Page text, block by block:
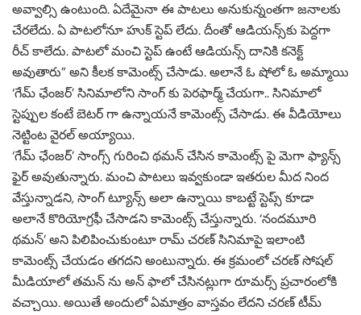
అవ్వాల్సి ఉంటుంది. ఏదేమైనా ఈ పాటలు అనుకున్నంతగా జనాలకు
చేరలేదు. ఏ పాటలోనూ హుక్‌ స్టెప్‌ లేదు. దీంతో ఆడియన్స్‌కు పెద్దగా
రీచ్‌ కాలేదు. పాటలో మంచి స్టెప్‌ ఉంటే ఆడియన్స్ దానికి కనెక్ట్‌
అవుతారు” అని కీలక కామెంట్స్ చేసాడు. అలానే ఓ షోలో ఓ అమ్మాయి
‘గేమ్ ఛేంజర్’ సినిమాలోని సాంగ్ కు పెరఫార్మ్ చేయగా.. సినిమాలో
స్టెప్పుల కంటే బెటర్ గా ఉన్నాయనే కామెంట్స్ చేసాడు. ఈ వీడియోలు
నెట్టింట వైరల్ అయ్యాయి.
‘గేమ్ ఛేంజర్’ సాంగ్స్ గురించి థమన్ చేసిన కామెంట్స్ పై మెగా ఫ్యాన్స్
ఫైర్ అవుతున్నారు. మంచి పాటలు ఇవ్వకుండా ఇతరుల మీద నింద
వేస్తున్నాడని, సాంగ్ ట్యూన్స్ అలా ఉన్నాయి కాబట్టే స్టెప్స్ కూడా
అలానే కొరియోగ్రఫీ చేసాడని కామెంట్స్ చేస్తున్నారు. ‘నందమూరి
థమన్’ అని పిలిపించుకుంటూ రామ్ చరణ్ సినిమాపై ఇలాంటి
కామెంట్స్ చేయడం తగదని అంటున్నారు. ఈ క్రమంలో చరణ్ సోషల్
మీడియాలో తమన్ ను అన్ ఫాలో చేసినట్లుగా రూమర్స్ ప్రచారంలోకి
వచ్చాయి. అయితే అందులో ఏమాత్రం వాస్తవం లేదని చరణ్ టీమ్